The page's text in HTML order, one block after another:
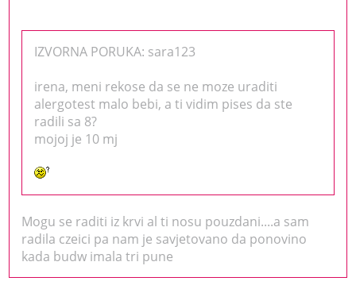
IZVORNA PORUKA: sara123
irena, meni rekose da se ne moze uraditi
alergotest malo bebi, a ti vidim pises da ste
radili sa 8?
mojoj je 10 mj
Mogu se raditi iz krvi al ti nosu pouzdani....a sam
radila czeici pa nam je savjetovano da ponovino
kada budw imala tri pune